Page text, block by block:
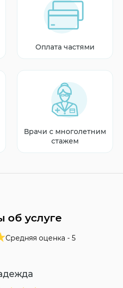
Оплата частями
Врачи с многолетним
стажем
об услуге
Средняя оценка - 5